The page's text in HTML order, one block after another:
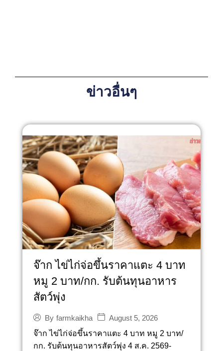
ข่าวอื่นๆ
จ๊าก ไข่ไก่จ่อขึ้นราคาแตะ 4 บาท
หมู 2 บาท/กก. รับต้นทุนอาหาร
สัตว์พุ่ง
By farmkaikha
August 5, 2026
จ๊าก ไข่ไก่จ่อขึ้นราคาแตะ 4 บาท หมู 2 บาท/
กก. รับต้นทุนอาหารสัตว์พุ่ง 4 ส.ค. 2569-